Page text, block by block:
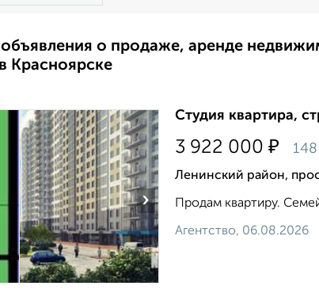
о продаже, аренде
Красноярске
›
Студия квартира,
3 922 000 ₽
Ленинский район,
Продам квартиру.
Агентство, 06.08.2026